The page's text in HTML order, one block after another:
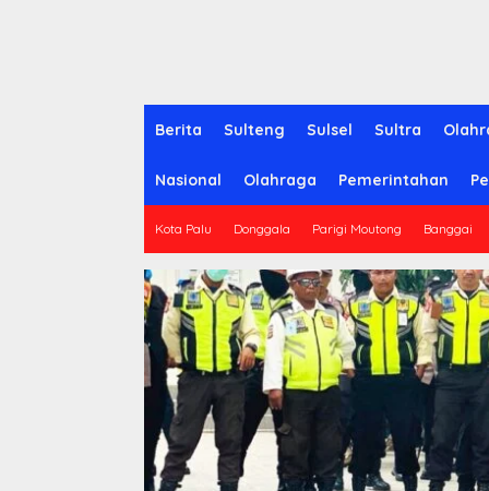
Berita Sulteng Sulsel Sultra
Nasional Olahraga Pemerintahan
Kota Palu Donggala Parigi Moutong Banggai